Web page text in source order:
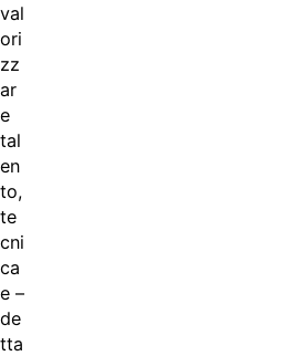
val
ori
zz
ar
e
tal
en
to,
te
cni
ca
e –
de
tta